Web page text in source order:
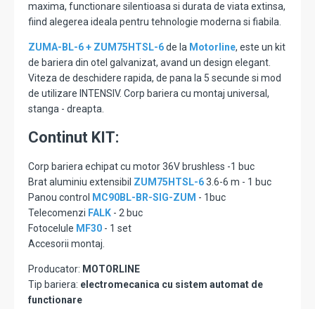
maxima, functionare silentioasa si durata de viata extinsa,
fiind alegerea ideala pentru tehnologie moderna si fiabila.
ZUMA-BL-6 + ZUM75HTSL-6de la Motorline, este un kit
de bariera din otel galvanizat, avand un design elegant.
Viteza de deschidere rapida, de pana la 5 secunde si mod
de utilizare INTENSIV. Corp bariera cu montaj universal,
stanga - dreapta.
Continut KIT:
Corp bariera echipat cu motor 36V brushless -1 buc
Brat aluminiu extensibil ZUM75HTSL-63.6-6 m - 1 buc
Panou control
MC90BL-BR-SIG-ZUM - 1buc
Telecomenzi FALK - 2 buc
Fotocelule MF30 - 1 set
Accesorii montaj.
Producator: MOTORLINE
Tip bariera: electromecanica cu sistem automat de
functionare